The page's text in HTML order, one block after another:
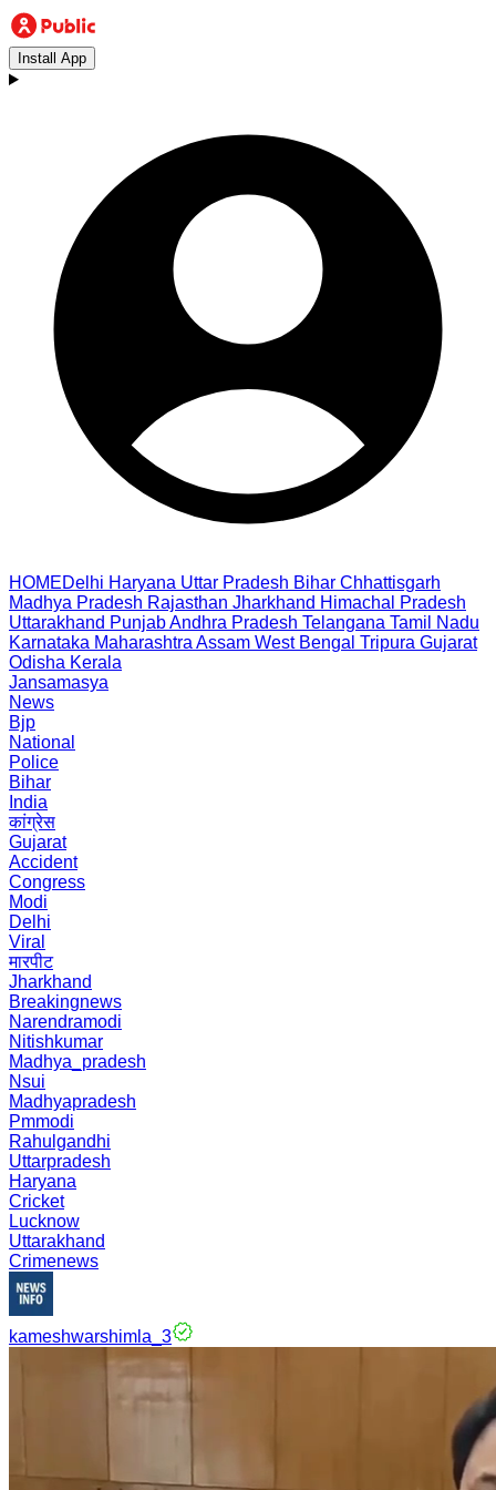
Install App
HOMEDelhi Haryana Uttar Pradesh Bihar Chhattisgarh
Madhya Pradesh Rajasthan Jharkhand Himachal Pradesh
Uttarakhand PunjabAndhra Pradesh Telangana Tamil Nadu
Karnataka Maharashtra Assam West Bengal Tripura Gujarat
Odisha Kerala
Jansamasya
News
Bjp
National
Police
Bihar
India
कांग्रेस
Gujarat
Accident
Congress
Modi
Delhi
Viral
मारपीट
Jharkhand
Breakingnews
Narendramodi
Nitishkumar
Madhya_pradesh
Nsui
Madhyapradesh
Pmmodi
Rahulgandhi
Uttarpradesh
Haryana
Cricket
Lucknow
Uttarakhand
Crimenews
kameshwarshimla_3